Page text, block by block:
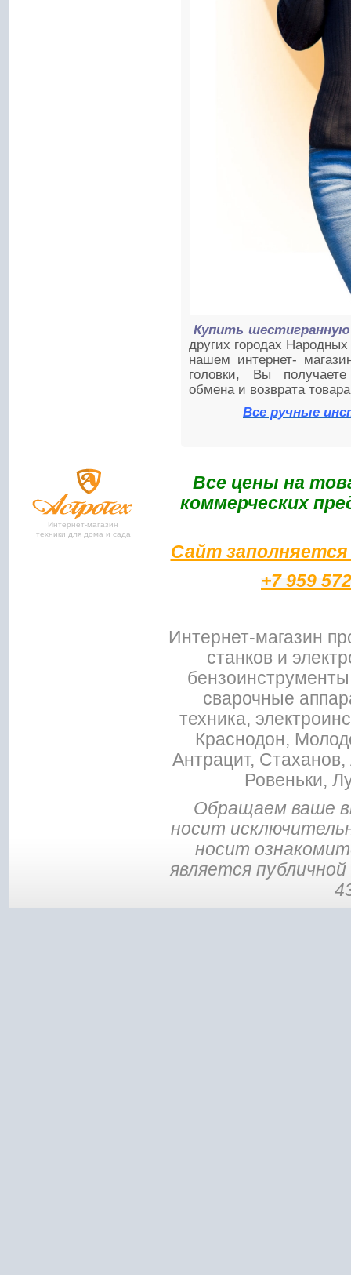
Купить
других городах
нашем интернет-
головки, Вы
обмена и возврата
Все ручные
Интернет-магазин
техники для дома и сада
Bce цены на
коммерческих
Сайт
+7 959
Интернет-магазин
станков и
сварочные
техника,
Краснодон,
Антрацит,
Ровеньки,
Обращаем ваше
носит
носит
является